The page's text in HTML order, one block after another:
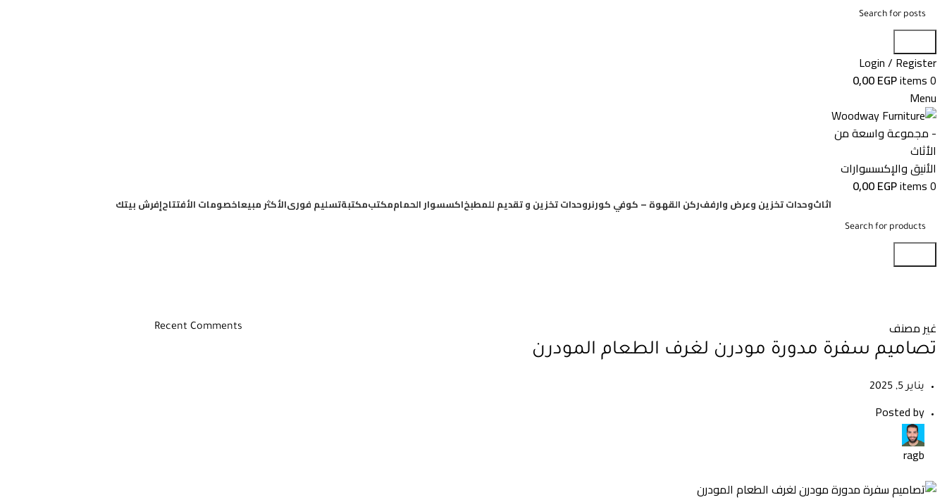
Login / Register
0
items
0,00EGP
Menu
0
items
0,00EGP
اثاثوحدات تخزين وعرض وارففركن القهوة – كوفي كورنروحدات تخزين و تقديم للمطبخاكسسوار الحماممكتبمكتبةتسليم فورىالأكثر مبيعاخصومات الأفتتاحإفرش بيتك
غير مصنف
تصاميم سفرة مدورة مودرن لغرف الطعام المودرن
يناير 5, 2025
Posted by
ragb
Recent Comments